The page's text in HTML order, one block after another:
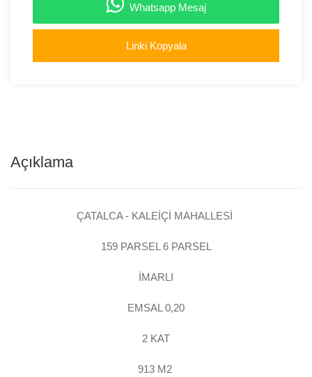
Whatsapp Mesaj
Linki Kopyala
Açıklama
ÇATALCA - KALEİÇİ MAHALLESİ
159 PARSEL 6 PARSEL
İMARLI
EMSAL 0,20
2 KAT
913 M2